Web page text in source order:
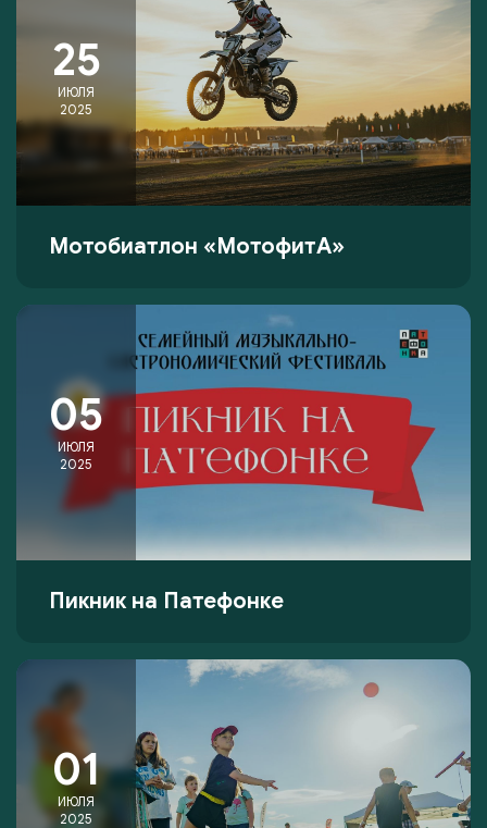
25
ИЮЛЯ
2025
Мотобиатлон «МотофитА»
05
ИЮЛЯ
2025
Пикник на Патефонке
01
ИЮЛЯ
2025